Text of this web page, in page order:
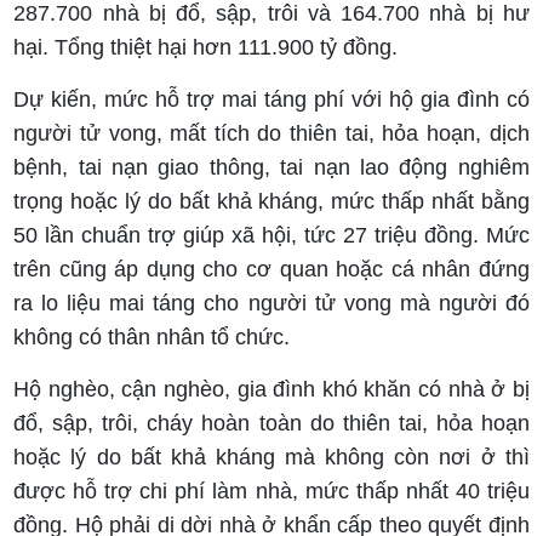
287.700 nhà bị đổ, sập, trôi và 164.700 nhà bị hư
hại. Tổng thiệt hại hơn 111.900 tỷ đồng.
Dự kiến, mức hỗ trợ mai táng phí với hộ gia đình có
người tử vong, mất tích do thiên tai, hỏa hoạn, dịch
bệnh, tai nạn giao thông, tai nạn lao động nghiêm
trọng hoặc lý do bất khả kháng, mức thấp nhất bằng
50 lần chuẩn trợ giúp xã hội, tức 27 triệu đồng. Mức
trên cũng áp dụng cho cơ quan hoặc cá nhân đứng
ra lo liệu mai táng cho người tử vong mà người đó
không có thân nhân tổ chức.
Hộ nghèo, cận nghèo, gia đình khó khăn có nhà ở bị
đổ, sập, trôi, cháy hoàn toàn do thiên tai, hỏa hoạn
hoặc lý do bất khả kháng mà không còn nơi ở thì
được hỗ trợ chi phí làm nhà, mức thấp nhất 40 triệu
đồng. Hộ phải di dời nhà ở khẩn cấp theo quyết định